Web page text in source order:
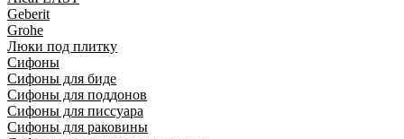
Geberit
Grohe
Люки под плитку
Сифоны
Сифoны для биде
Сифoны для поддонов
Сифoны для писсуара
Сифоны для раковины